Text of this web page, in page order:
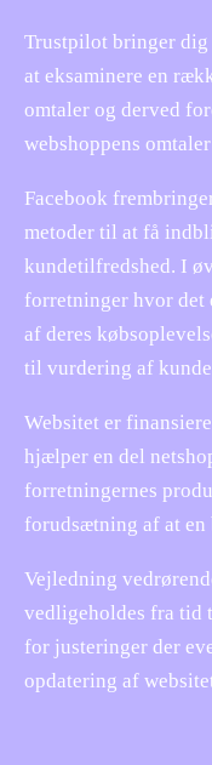
Trustpilot bringer
at eksaminere en
omtaler og derved
webshoppens
Facebook
metoder til at få
kundetilfredshed. I
forretninger hvor det
af deres
til vurdering af
Websitet er
hjælper en del
forretningernes
forudsætning af at en
Vejledning
vedligeholdes fra tid
for justeringer der
opdatering af